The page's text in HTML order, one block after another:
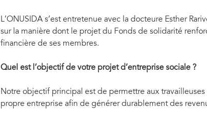
L’ONUSIDA s’est entretenue avec la docteure Esther
sur la manière dont le projet du Fonds de solidarité
financière de ses membres.
Quel est l’objectif de votre projet d’entreprise sociale ?
Notre objectif principal est de permettre aux
propre entreprise afin de générer durablement des